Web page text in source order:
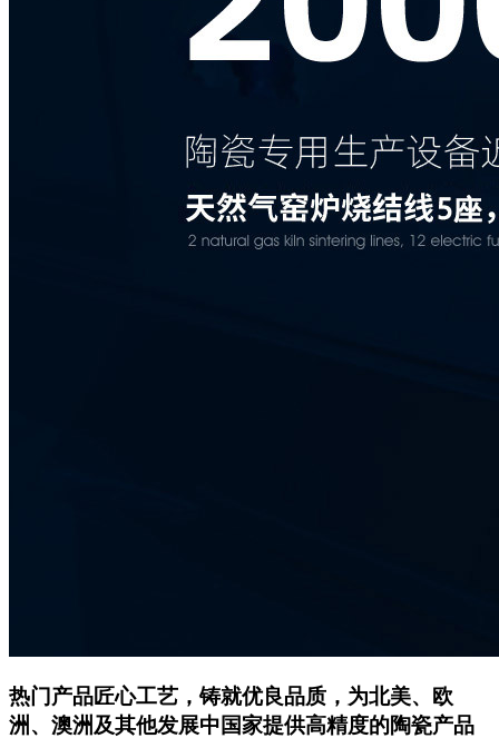
热门产品匠心工艺，铸就优良品质，为北美、欧
洲、澳洲及其他发展中国家提供高精度的陶瓷产品